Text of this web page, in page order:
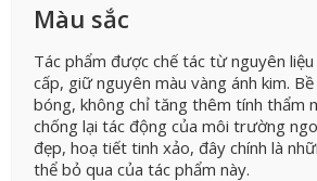
Màu sắc
Tác phẩm được chế tác từ nguyên
cấp, giữ nguyên màu vàng ánh kim.
bóng, không chỉ tăng thêm tính thẩm
chống lại tác động của môi trường
đẹp, hoạ tiết tinh xảo, đây chính là
thể bỏ qua của tác phẩm này.